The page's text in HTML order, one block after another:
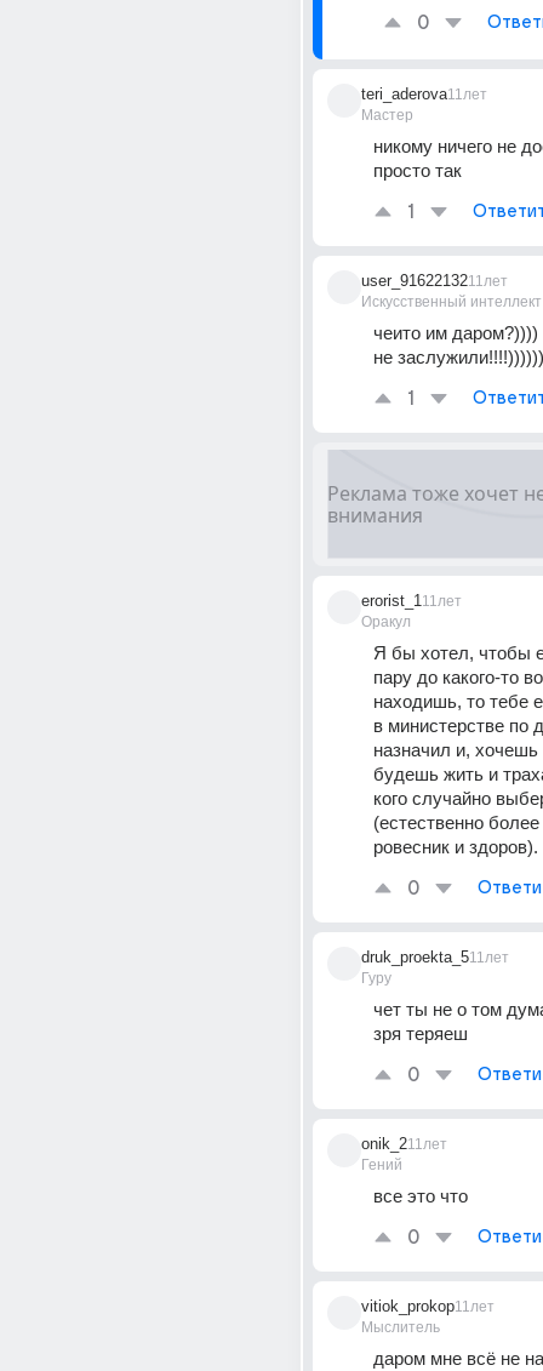
0
teri_aderova
Мастер
11лет
никому ничего не
просто так
1
user_91622132
Искусственный интеллект
11лет
чеито им даром?))))
не
1
erorist_1
Оракул
11лет
Я бы хотел, чтобы
пару до какого-то
находишь, то тебе
в министерстве по
назначил и,
будешь жить и
кого случайно
(естественно
ровесник и здоров).
0
druk_proekta_5
Гуру
11лет
чет ты не о том
зря теряеш
0
onik_2
Гений
11лет
все это что
0
vitiok_prokop
Мыслитель
11лет
даром мне всё не